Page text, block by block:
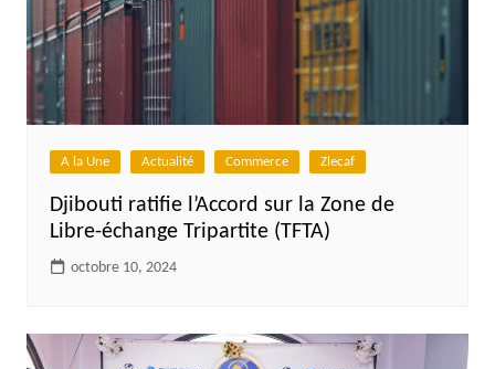
A la Une Actualité Commerce Zlecaf
Djibouti ratifie l’Accord sur la Zone de
Libre-échange Tripartite (TFTA)
octobre 10, 2024